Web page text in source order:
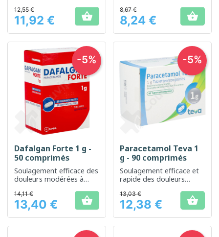
Prix
12,55 €
11,92 €  Prix
8,67 €
8,24 € 
Dafalgan Forte 1 g -
50 comprimés
Soulagement efficace des
douleurs modérées à
Prix
14,11 €
13,40 € 
-5%
Paracetamol Teva 1
g - 90 comprimés
Soulagement efficace et
rapide des douleurs
la fièvre
Prix
13,03 €
12,38 € 
-5%